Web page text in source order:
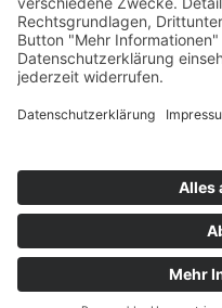
Citroën
22.
Cookie-Einstellungen
Copyright © 2026 by news to